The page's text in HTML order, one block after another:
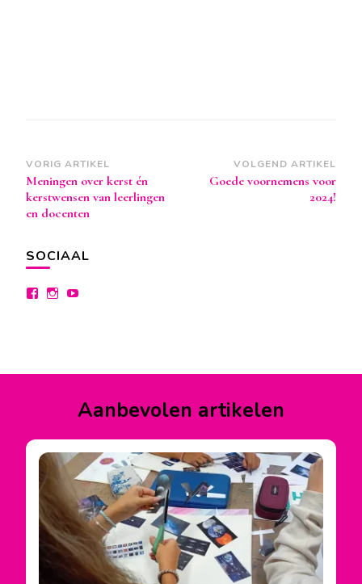
Berichtnavigatie
VORIG ARTIKEL
Meningen over kerst én
kerstwensen van leerlingen
en docenten
VOLGEND ARTIKEL
Goede voornemens voor
2024!
SOCIAAL
BekijkBekijk
Aanbevolen artikelen